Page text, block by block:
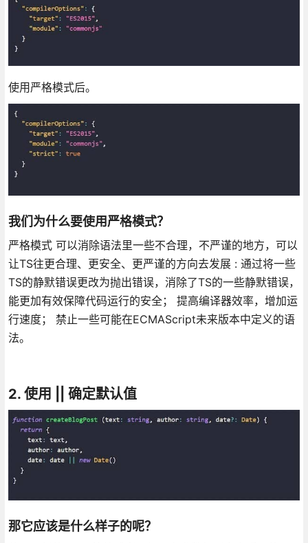
使用严格模式后。
我们为什么要使用严格模式？
严格模式 可以消除语法里一些不合理，不严谨的地方，可以
让TS往更合理、更安全、更严谨的方向去发展 : 通过将一些
TS的静默错误更改为抛出错误，消除了TS的一些静默错误，
能更加有效保障代码运行的安全； 提高编译器效率，增加运
行速度； 禁止一些可能在ECMAScript未来版本中定义的语
法。
2. 使用 || 确定默认值
那它应该是什么样子的呢？